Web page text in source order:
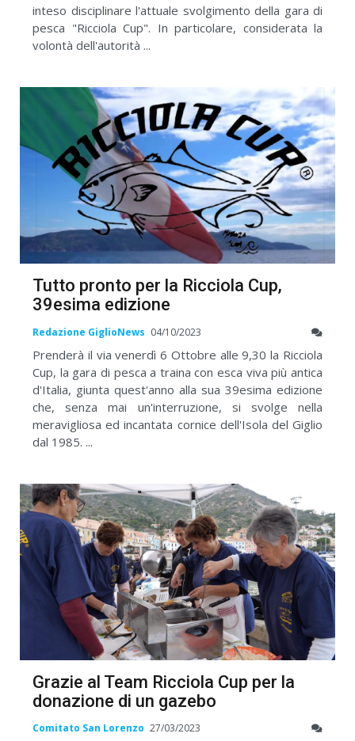
inteso disciplinare l'attuale svolgimento della gara di
pesca "Ricciola Cup". In particolare, considerata la
volontà dell'autorità ...
Tutto pronto per la Ricciola Cup,
39esima edizione
Redazione GiglioNews 04/10/2023
Prenderà il via venerdì 6 Ottobre alle 9,30 la Ricciola
Cup, la gara di pesca a traina con esca viva più antica
d'Italia, giunta quest'anno alla sua 39esima edizione
che, senza mai un'interruzione, si svolge nella
meravigliosa ed incantata cornice dell'Isola del Giglio
dal 1985. ...
Grazie al Team Ricciola Cup per la
donazione di un gazebo
Comitato San Lorenzo 27/03/2023